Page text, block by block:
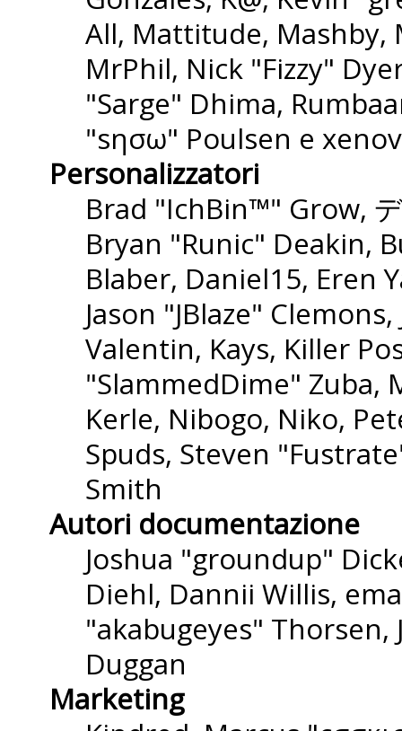
All, Mattitude, Mashby,
MrPhil, Nick "Fizzy"
"Sarge" Dhima,
"sησω" Poulsen e
Personalizzatori
Brad "IchBin™" Grow,
Bryan "Runic" Deakin,
Blaber, Daniel15, Eren
Jason "JBlaze"
Valentin, Kays, Killer
"SlammedDime" Zuba,
Kerle, Nibogo, Niko,
Spuds, Steven
Smith
Autori documentazione
Joshua "groundup"
Diehl, Dannii Willis,
"akabugeyes" Thorsen,
Duggan
Marketing